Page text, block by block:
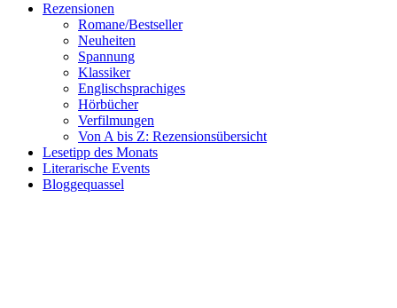
Rezensionen
Romane/Bestseller
Neuheiten
Spannung
Klassiker
Englischsprachiges
Hörbücher
Verfilmungen
Von A bis Z: Rezensionsübersicht
Lesetipp des Monats
Literarische Events
Bloggequassel